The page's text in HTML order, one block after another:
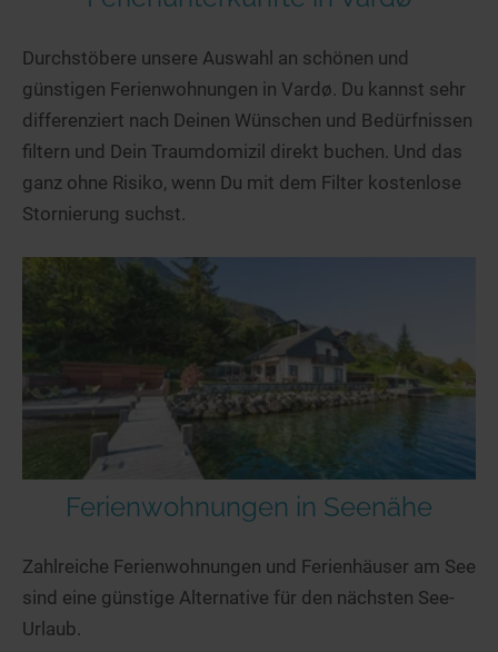
Durchstöbere unsere Auswahl an schönen und
günstigen Ferienwohnungen in Vardø. Du kannst sehr
differenziert nach Deinen Wünschen und Bedürfnissen
filtern und Dein Traumdomizil direkt buchen. Und das
ganz ohne Risiko, wenn Du mit dem Filter kostenlose
Stornierung suchst.
Ferienwohnungen in Seenähe
Zahlreiche Ferienwohnungen und Ferienhäuser am See
sind eine günstige Alternative für den nächsten See-
Urlaub.